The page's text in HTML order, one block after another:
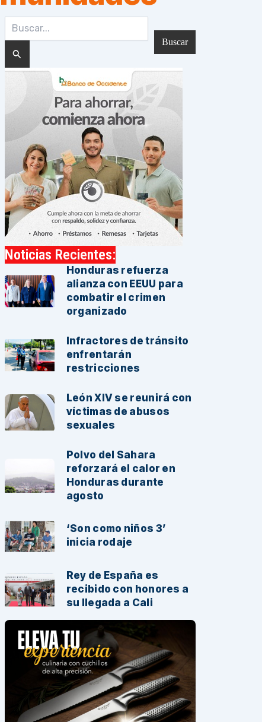
por:
Noticias Recientes:
Honduras refuerza
alianza con EEUU para
combatir el crimen
organizado
Infractores de tránsito
enfrentarán
restricciones
León XIV se reunirá con
víctimas de abusos
sexuales
Polvo del Sahara
reforzará el calor en
Honduras durante
agosto
‘Son como niños 3’
inicia rodaje
Rey de España es
recibido con honores a
su llegada a Cali